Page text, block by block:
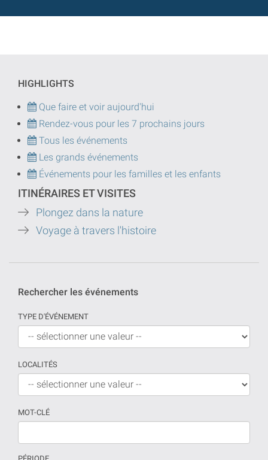
HIGHLIGHTS
Que faire et voir aujourd'hui
Rendez-vous pour les 7 prochains jours
Tous les événements
Les grands événements
Événements pour les familles et les enfants
ITINÉRAIRES ET VISITES
Plongez dans la nature
Voyage à travers l'histoire
Rechercher les événements
TYPE D'ÉVÉNEMENT
LOCALITÉS
MOT-CLÉ